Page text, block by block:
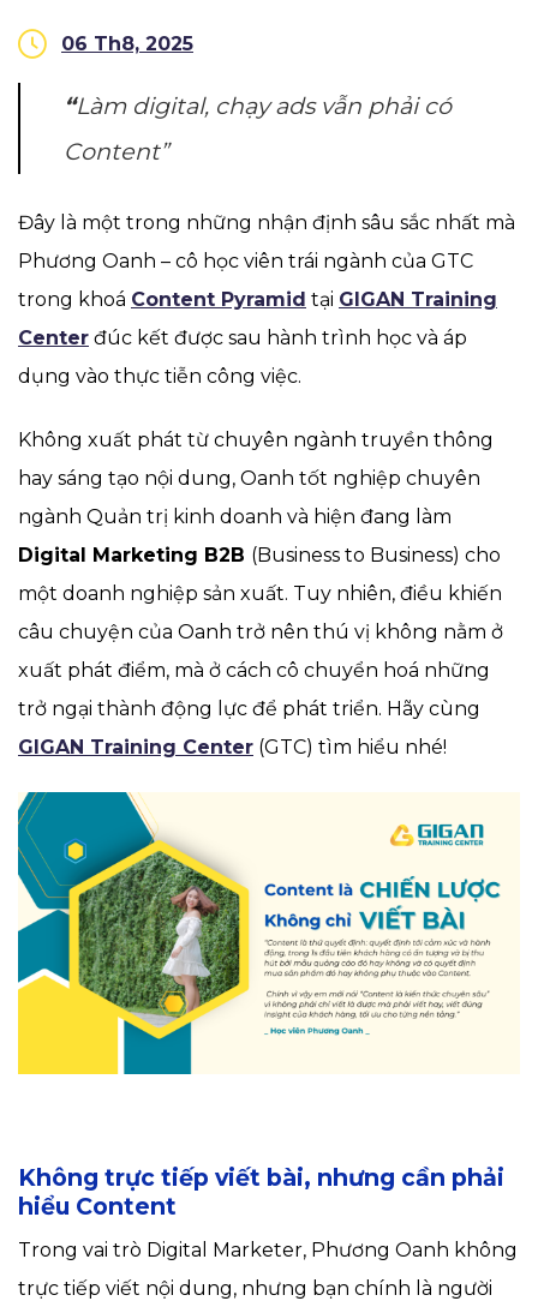
06 Th8, 2025
“Làm digital, chạy ads vẫn phải có
Content”
Đây là một trong những nhận định sâu sắc nhất mà
Phương Oanh – cô học viên trái ngành của GTC
trong khoá Content Pyramid tại GIGAN Training
Center đúc kết được sau hành trình học và áp
dụng vào thực tiễn công việc.
Không xuất phát từ chuyên ngành truyền thông
hay sáng tạo nội dung, Oanh tốt nghiệp chuyên
ngành Quản trị kinh doanh và hiện đang làm
Digital Marketing B2B (Business to Business) cho
một doanh nghiệp sản xuất. Tuy nhiên, điều khiến
câu chuyện của Oanh trở nên thú vị không nằm ở
xuất phát điểm, mà ở cách cô chuyển hoá những
trở ngại thành động lực để phát triển. Hãy cùng
GIGAN Training Center (GTC) tìm hiểu nhé!
Không trực tiếp viết bài, nhưng cần phải
hiểu Content
Trong vai trò Digital Marketer, Phương Oanh không
trực tiếp viết nội dung, nhưng bạn chính là người